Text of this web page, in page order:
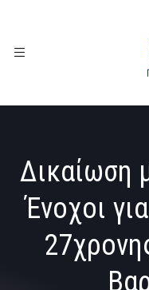
Δικαίωση
Ένοχοι